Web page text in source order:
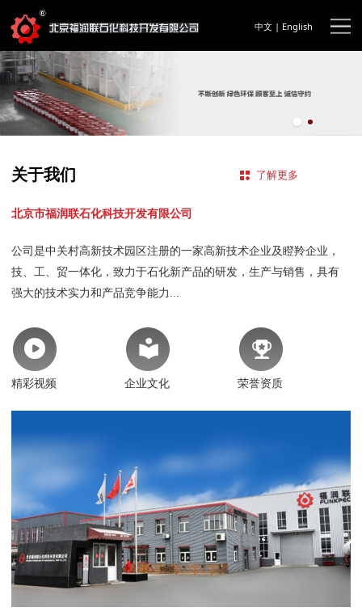
中文| English
关于我们 了解更多
北京市福润联石化科技开发有限公司
公司是中关村高新技术园区注册的一家高新技术企业及瞪羚企业，
技、工、贸一体化，致力于石化新产品的研发，生产与销售，具有
强大的技术实力和产品竞争能力...
精彩视频 企业文化 荣誉资质